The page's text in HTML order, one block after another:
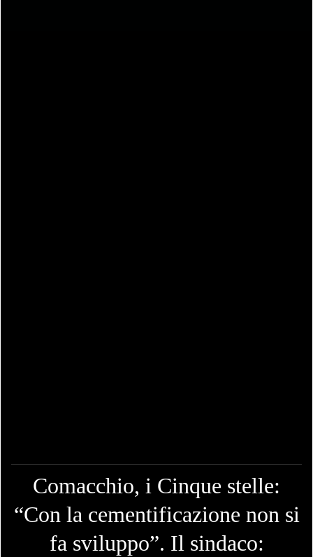
Comacchio, i Cinque stelle:
“Con la cementificazione non si
fa sviluppo”. Il sindaco: